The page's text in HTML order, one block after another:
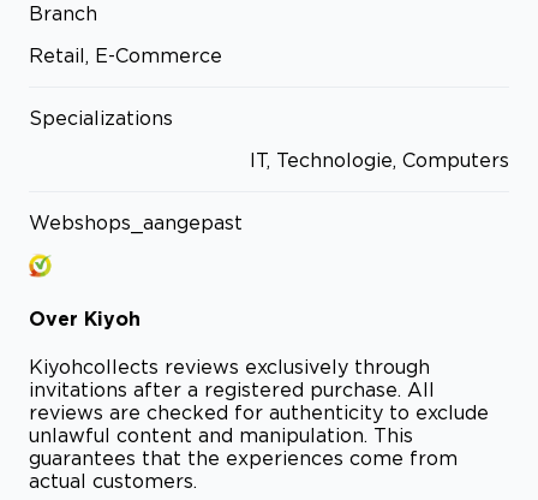
Branch
Retail, E-Commerce
Specializations
IT, Technologie, Computers
Webshops_aangepast
Over Kiyoh
Kiyohcollects reviews exclusively through
invitations after a registered purchase. All
reviews are checked for authenticity to exclude
unlawful content and manipulation. This
guarantees that the experiences come from
actual customers.